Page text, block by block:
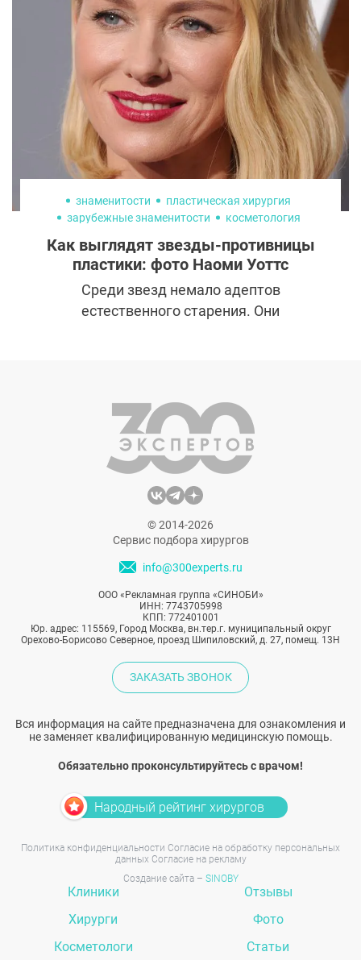
некорректная работа хирурга.
знаменитости
пластическая хирургия
зарубежные знаменитости
косметология
Как выглядят звезды-противницы
пластики: фото Наоми Уоттс
Среди звезд немало адептов
естественного старения. Они
имеет на это полное право. Рассказываем,
как сейчас выглядит звезда и что она
думает о пластике.
© 2014-2026
Сервис подбора хирургов
info@300experts.ru
ООО «Рекламная группа «СИНОБИ»
ИНН: 7743705998
КПП: 772401001
Юр. адрес: 115569, Город Москва, вн.тер.г. муниципальный округ
Орехово-Борисово Северное, проезд Шипиловский, д. 27, помещ. 13Н
ЗАКАЗАТЬ ЗВОНОК
Вся информация на сайте предназначена для ознакомления и
не заменяет квалифицированную медицинскую помощь.
Обязательно проконсультируйтесь с врачом!
Народный рейтинг хирургов
Политика конфиденциальности Согласие на обработку персональных
данных Согласие на рекламу
Создание сайта – SINOBY
Клиники
Хирурги
Косметологи
Отзывы
Фото
Статьи